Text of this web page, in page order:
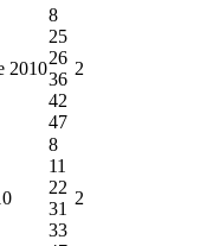
2010
8
25
26
36
42
47
2
8
11
22
31
33
2